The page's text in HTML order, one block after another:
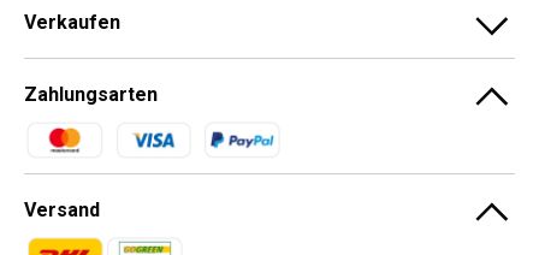
Verkaufen
Zahlungsarten
Zahlungsmethoden
Versand
Zahlungsmethoden